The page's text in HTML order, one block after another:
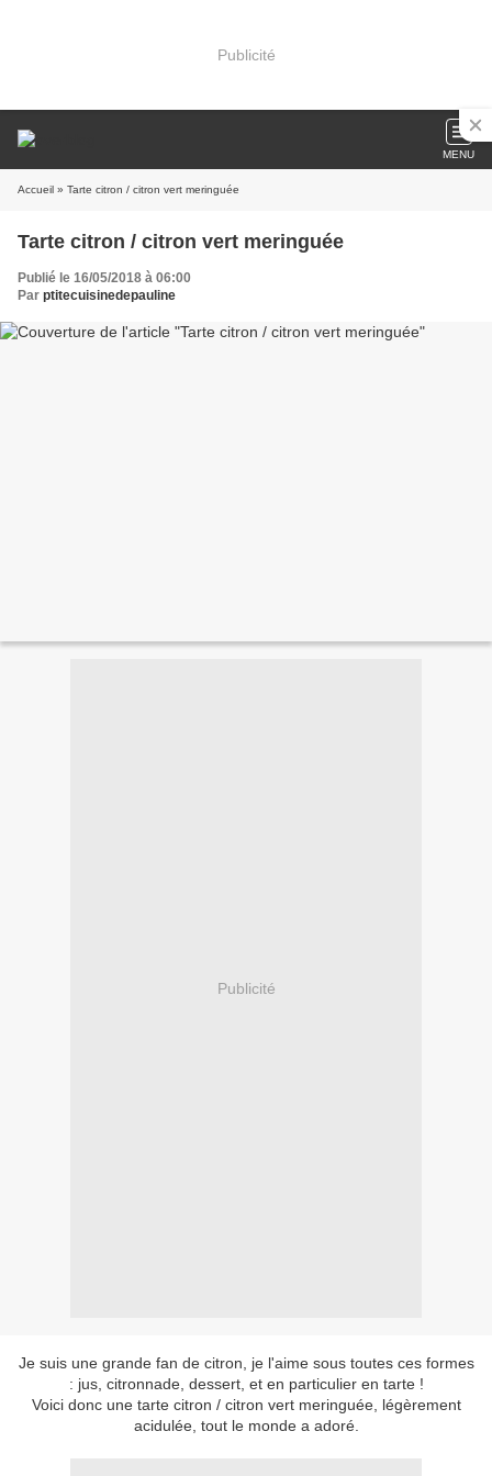
Publicité
MENU
Accueil » Tarte citron / citron vert meringuée
Tarte citron / citron vert meringuée
Publié le 16/05/2018 à 06:00
Par ptitecuisinedepauline
Publicité
Je suis une grande fan de citron, je l'aime sous toutes ces formes
: jus, citronnade, dessert, et en particulier en tarte !
Voici donc une tarte citron / citron vert meringuée, légèrement
acidulée, tout le monde a adoré.